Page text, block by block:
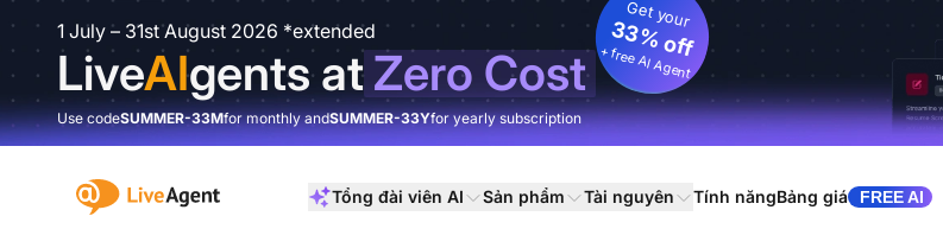
1 July – 31st August 2026 *extended
LiveAIgents atZero Cost
Get your
33% off
+ free AI Agent
Use codeSUMMER-33Mfor monthly andSUMMER-33Yfor yearly subscription
:site.title Tổng đài viên AI Sản phẩm Tài nguyên Tính năngBảng giá FREE AI